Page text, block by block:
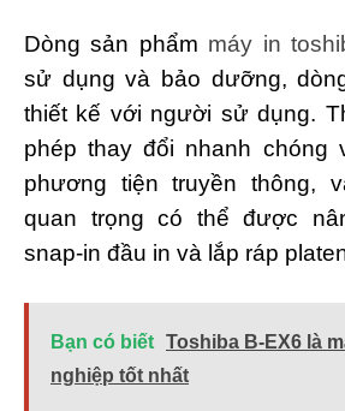
Dòng sản phẩm máy in
sử dụng và bảo dưỡng,
thiết kế với người sử dụng.
phép thay đổi nhanh chóng
phương tiện truyền thông,
quan trọng có thể được
snap-in đầu in và lắp ráp
Bạn có biết Toshiba B-EX6 là
nghiệp tốt nhất